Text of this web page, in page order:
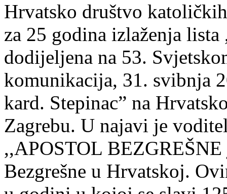
Hrvatsko društvo
za 25 godina izlaženja
dodijeljena na 53.
komunikacija, 31. svibnja
kard. Stepinac” na
Zagrebu. U najavi je
,,APOSTOL
Bezgrešne u Hrvatskoj.